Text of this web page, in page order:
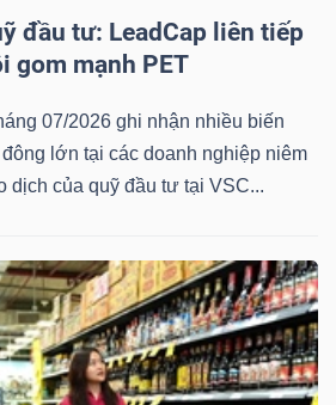
đầu tư: LeadCap liên tiếp
gom mạnh PET
07/2026 ghi nhận nhiều biến
lớn tại các doanh nghiệp niêm
dịch của quỹ đầu tư tại VSC...